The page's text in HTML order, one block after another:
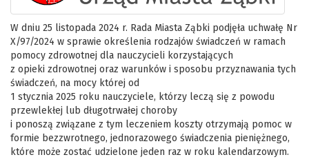
W dniu 25 listopada 2024 r. Rada Miasta Ząbki podjęła uchwałę Nr
X/97/2024 w sprawie określenia rodzajów świadczeń w ramach
pomocy zdrowotnej dla nauczycieli korzystających
z opieki zdrowotnej oraz warunków i sposobu przyznawania tych
świadczeń, na mocy której od
1 stycznia 2025 roku nauczyciele, którzy leczą się z powodu
przewlekłej lub długotrwałej choroby
i ponoszą związane z tym leczeniem koszty otrzymają pomoc w
formie bezzwrotnego, jednorazowego świadczenia pieniężnego,
które może zostać udzielone jeden raz w roku kalendarzowym.